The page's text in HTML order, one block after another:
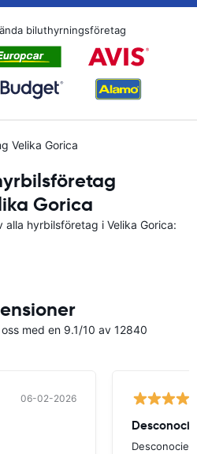
biluthyrningsföretag
Velika Gorica
Gorica
alla hyrbilsföretag i Velika Gorica:
med en 9.1/10 av 12840
06-02-2026